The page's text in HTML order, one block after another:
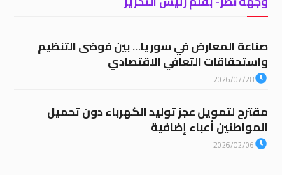
صناعة المعارض في سوريا… بين فوضى التنظيم
واستحقاقات التعافي الاقتصادي
2026/07/28
مقترح لتمويل عجز توليد الكهرباء دون تحميل
المواطنين أعباء إضافية
2026/02/06